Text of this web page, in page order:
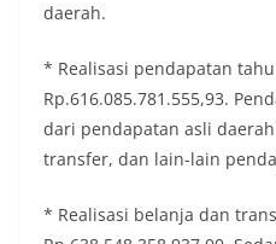
daerah.
* Realisasi pendapatan
Rp.616.085.781.555,93.
dari pendapatan asli daerah
transfer, dan lain-lain
* Realisasi belanja dan